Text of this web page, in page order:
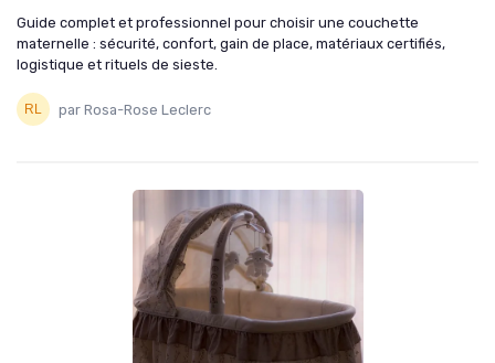
Guide complet et professionnel pour choisir une couchette
maternelle : sécurité, confort, gain de place, matériaux certifiés,
logistique et rituels de sieste.
par Rosa-Rose Leclerc